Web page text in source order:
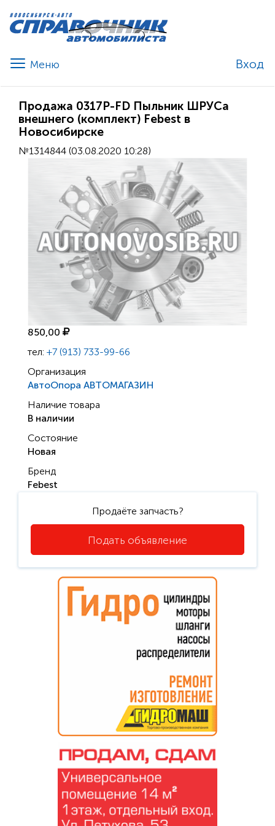
Вход
Продажа 0317P-FD Пыльник ШРУСа
внешнего (комплект) Febest в
Новосибирске
№1314844 (03.08.2020 10:28)
850,00
тел: +7 (913) 733-99-66
Организация
АвтоОпора АВТОМАГАЗИН
Наличие товара
В наличии
Состояние
Новая
Бренд
Febest
Продаёте запчасть?
Подать объявление